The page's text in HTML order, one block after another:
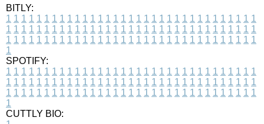
BITLY:
1 1 1 1 1 1 1 1 1 1 1 1 1 1 1 1 1 1 1 1 1 1 1 1 1 1 1 1 1 1 1 1 1
1 1 1 1 1 1 1 1 1 1 1 1 1 1 1 1 1 1 1 1 1 1 1 1 1 1 1 1 1 1 1 1 1
1 1 1 1 1 1 1 1 1 1 1 1 1 1 1 1 1 1 1 1 1 1 1 1 1 1 1 1 1 1 1 1 1
1
SPOTIFY:
1 1 1 1 1 1 1 1 1 1 1 1 1 1 1 1 1 1 1 1 1 1 1 1 1 1 1 1 1 1 1 1 1
1 1 1 1 1 1 1 1 1 1 1 1 1 1 1 1 1 1 1 1 1 1 1 1 1 1 1 1 1 1 1 1 1
1 1 1 1 1 1 1 1 1 1 1 1 1 1 1 1 1 1 1 1 1 1 1 1 1 1 1 1 1 1 1 1 1
1
CUTTLY BIO: